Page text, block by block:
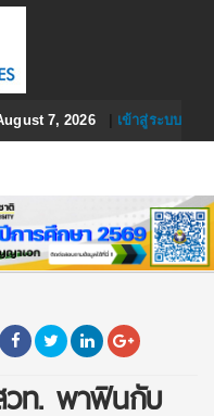
7, 2026| เข้าสู่ระบบ
วท. พาฟินกับ